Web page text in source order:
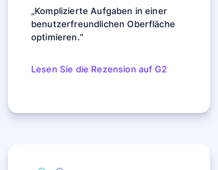
„Komplizierte Aufgaben in einer
benutzerfreundlichen Oberfläche
optimieren.“
Lesen Sie die Rezension auf G2